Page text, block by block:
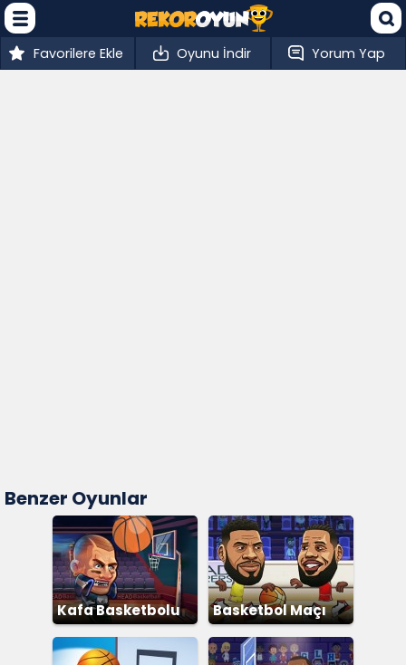
Favorilere Ekle Oyunu İndir Yorum Yap
Benzer Oyunlar
Kafa Basketbolu Basketbol Maçı